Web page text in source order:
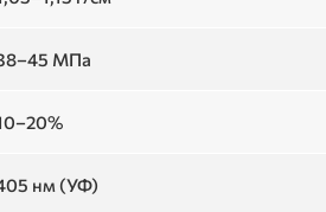
МПа
нм (УФ)